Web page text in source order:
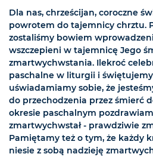
Dla nas, chrześcijan, coroczne
powrotem do tajemnicy chrztu.
zostaliśmy bowiem
wszczepieni w tajemnicę Jego
zmartwychwstania. Ilekroć
paschalne w liturgii i
uświadamiamy sobie, że
do przechodzenia przez śmierć
okresie paschalnym
zmartwychwstał - prawdziwie
Pamiętamy też o tym, że każdy
niesie z sobą nadzieję